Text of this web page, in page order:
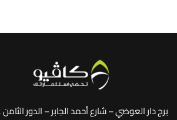
برج دار العوضي – شارع أحمد الجابر – الدور